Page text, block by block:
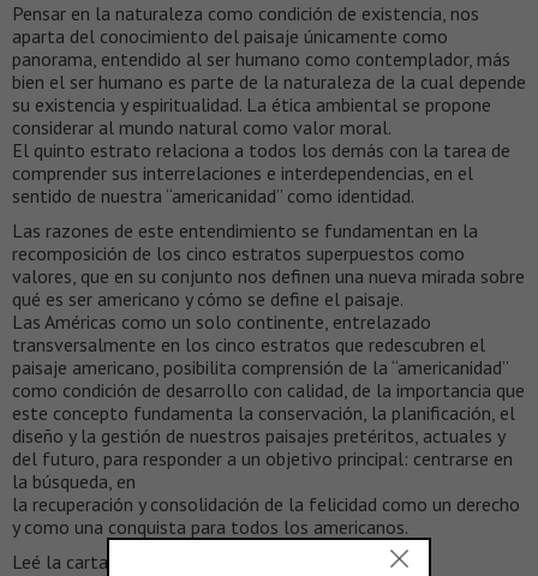
Pensar en la naturaleza como condición de existencia, nos
aparta del conocimiento del paisaje únicamente como
panorama, entendido al ser humano como contemplador, más
bien el ser humano es parte de la naturaleza de la cual depende
su existencia y espiritualidad. La ética ambiental se propone
considerar al mundo natural como valor moral.
El quinto estrato relaciona a todos los demás con la tarea de
comprender sus interrelaciones e interdependencias, en el
sentido de nuestra “americanidad” como identidad.
Las razones de este entendimiento se fundamentan en la
recomposición de los cinco estratos superpuestos como
valores, que en su conjunto nos definen una nueva mirada sobre
qué es ser americano y cómo se define el paisaje.
Las Américas como un solo continente, entrelazado
transversalmente en los cinco estratos que redescubren el
paisaje americano, posibilita comprensión de la “americanidad”
como condición de desarrollo con calidad, de la importancia que
este concepto fundamenta la conservación, la planificación, el
diseño y la gestión de nuestros paisajes pretéritos, actuales y
del futuro, para responder a un objetivo principal: centrarse en
la búsqueda, en
la recuperación y consolidación de la felicidad como un derecho
y como una conquista para todos los americanos.
Leé la carta completa desde